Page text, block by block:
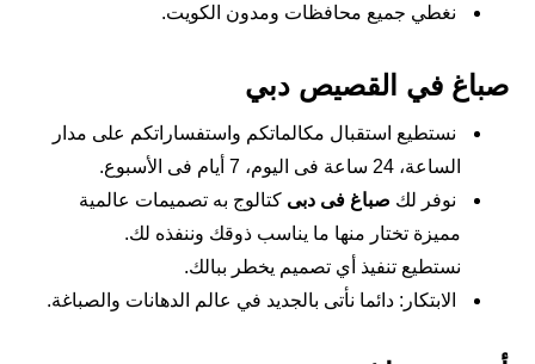
نغطي جميع محافظات ومدون الكويت.
صباغ في القصيص دبي
نستطيع استقبال مكالماتكم واستفساراتكم على مدار
الساعة، 24 ساعة فى اليوم، 7 أيام فى الأسبوع.
نوفر لك صباغ فى دبىكتالوج به تصميمات عالمية
مميزة تختار منها ما يناسب ذوقك وننفذه لك.
نستطيع تنفيذ أي تصميم يخطر ببالك.
الابتكار: دائما نأتى بالجديد في عالم الدهانات والصباغة.